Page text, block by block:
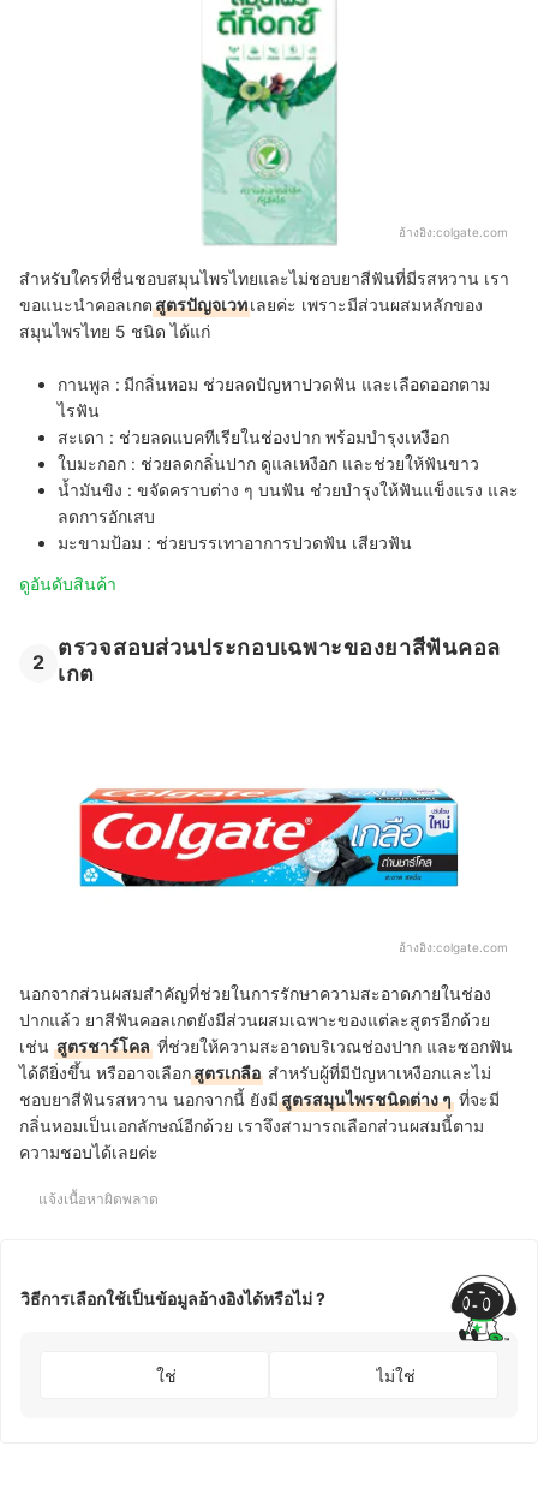
อ้างอิง:colgate.com
สำหรับใครที่ชื่นชอบสมุนไพรไทยและไม่ชอบยาสีฟันที่มีรสหวาน เรา
ขอแนะนำคอลเกตสูตรปัญจเวทเลยค่ะ เพราะมีส่วนผสมหลักของ
สมุนไพรไทย 5 ชนิด ได้แก่
กานพูล : มีกลิ่นหอม ช่วยลดปัญหาปวดฟัน และเลือดออกตาม
ไรฟัน
สะเดา : ช่วยลดแบคทีเรียในช่องปาก พร้อมบำรุงเหงือก
ใบมะกอก : ช่วยลดกลิ่นปาก ดูแลเหงือก และช่วยให้ฟันขาว
น้ำมันขิง : ขจัดคราบต่าง ๆ บนฟัน ช่วยบำรุงให้ฟันแข็งแรง และ
ลดการอักเสบ
มะขามป้อม : ช่วยบรรเทาอาการปวดฟัน เสียวฟัน
ดูอันดับสินค้า
2
ตรวจสอบส่วนประกอบเฉพาะของยาสีฟันคอล
เกต
อ้างอิง:colgate.com
นอกจากส่วนผสมสำคัญที่ช่วยในการรักษาความสะอาดภายในช่อง
ปากแล้ว ยาสีฟันคอลเกตยังมีส่วนผสมเฉพาะของแต่ละสูตรอีกด้วย
เช่น สูตรชาร์โคล ที่ช่วยให้ความสะอาดบริเวณช่องปาก และซอกฟัน
ได้ดียิ่งขึ้น หรืออาจเลือกสูตรเกลือ สำหรับผู้ที่มีปัญหาเหงือกและไม่
ชอบยาสีฟันรสหวาน นอกจากนี้ ยังมีสูตรสมุนไพรชนิดต่าง ๆ ที่จะมี
กลิ่นหอมเป็นเอกลักษณ์อีกด้วย เราจึงสามารถเลือกส่วนผสมนี้ตาม
ความชอบได้เลยค่ะ
แจ้งเนื้อหาผิดพลาด
วิธีการเลือกใช้เป็นข้อมูลอ้างอิงได้หรือไม่ ?
ใช่ ไม่ใช่